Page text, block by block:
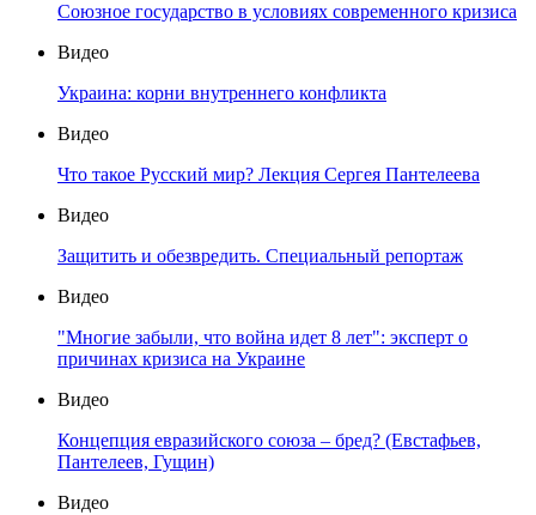
Союзное государство в условиях современного кризиса
Видео
Украина: корни внутреннего конфликта
Видео
Что такое Русский мир? Лекция Сергея Пантелеева
Видео
Защитить и обезвредить. Специальный репортаж
Видео
"Многие забыли, что война идет 8 лет": эксперт о
причинах кризиса на Украине
Видео
Концепция евразийского союза – бред? (Евстафьев,
Пантелеев, Гущин)
Видео